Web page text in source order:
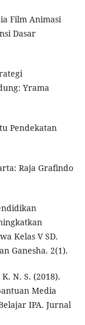
Film Animasi
Dasar
Yrama
Pendekatan
Raja Grafindo
Kelas V SD.
Ganesha. 2(1).
N. S. (2018).
Media
IPA. Jurnal